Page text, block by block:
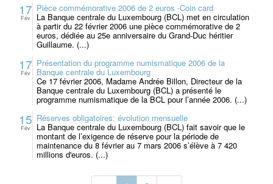
17
Fév
Pièce commémorative 2006 de 2 euros -Coin card
La Banque centrale du Luxembourg (BCL) met en circulation
à partir du 22 février 2006 une pièce commémorative de 2
euros, dédiée au 25e anniversaire du Grand-Duc héritier
Guillaume. (...)
17
Fév
Présentation du programme numismatique 2006 de la
Banque centrale du Luxembourg
Ce 17 février 2006, Madame Andrée Billon, Directeur de la
Banque centrale du Luxembourg (BCL) a présenté le
programme numismatique de la BCL pour l’année 2006. (...)
15
Fév
Réserves obligatoires: évolution mensuelle
La Banque centrale du Luxembourg (BCL) fait savoir que le
montant de l’exigence de réserve pour la période de
maintenance du 8 février au 7 mars 2006 s’élève à 7 420
millions d'euros. (...)